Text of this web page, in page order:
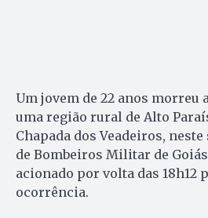
Um jovem de 22 anos morreu
uma região rural de Alto
Chapada dos Veadeiros, neste
de Bombeiros Militar de Goiás
acionado por volta das 18h12
ocorrência.